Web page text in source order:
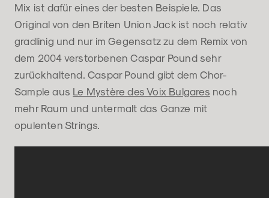
Mix ist dafür eines der besten Beispiele. Das
Original von den Briten Union Jack ist noch relativ
gradlinig und nur im Gegensatz zu dem Remix von
dem 2004 verstorbenen Caspar Pound sehr
zurückhaltend. Caspar Pound gibt dem Chor-
Sample aus Le Mystère des Voix Bulgares noch
mehr Raum und untermalt das Ganze mit
opulenten Strings.